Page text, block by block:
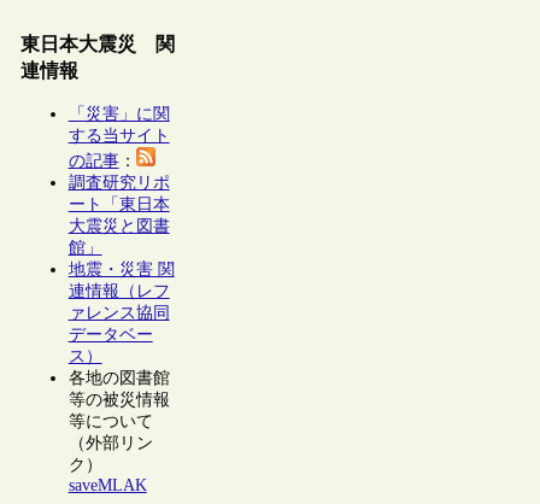
東日本大震災 関
連情報
「災害」に関
する当サイト
の記事：
調査研究リポ
ート「東日本
大震災と図書
館」
地震・災害 関
連情報（レフ
ァレンス協同
データベー
ス）
各地の図書館
等の被災情報
等について
（外部リン
ク）
saveMLAK